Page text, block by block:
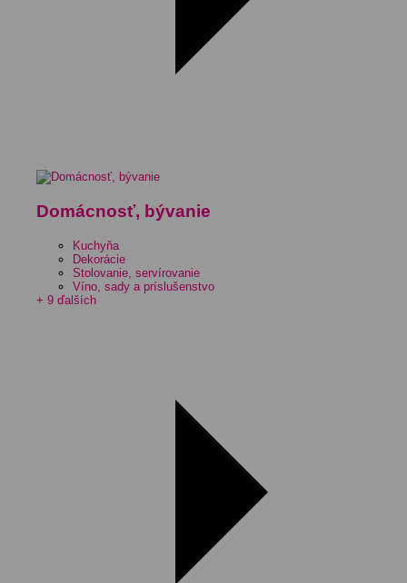
Domácnosť, bývanie
Kuchyňa
Dekorácie
Stolovanie, servírovanie
Víno, sady a príslušenstvo
+ 9 ďalších